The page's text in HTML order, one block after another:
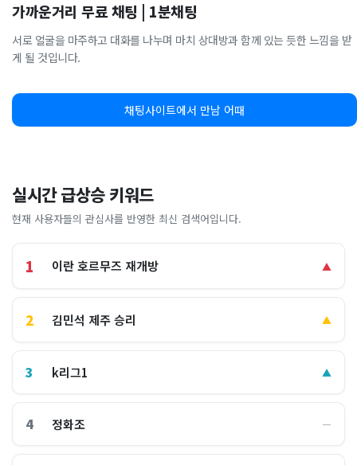
가까운거리 무료 채팅 | 1분채팅
서로 얼굴을 마주하고 대화를 나누며 마치 상대방과 함께 있는 듯한 느낌을 받
게 될 것입니다.
채팅사이트에서 만남 어때
실시간 급상승 키워드
현재 사용자들의 관심사를 반영한 최신 검색어입니다.
1 이란 호르무즈 재개방 ▲
2 김민석 제주 승리 ▲
3 k리그1 ▲
4 정화조 ―